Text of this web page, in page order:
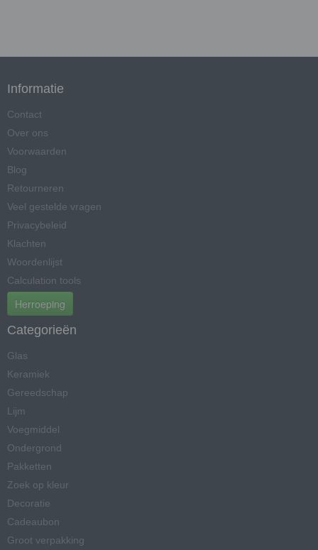
Informatie
Contact
Over ons
Voorwaarden
Blog
Retourneren
Veel gestelde vragen
Privacybeleid
Klachten
Woordenlijst
Calculation tools
Herroeping
Categorieën
Glas
Keramiek
Gereedschap
Lijm
Voegmiddel
Ondergrond
Pakketten
Zoek op kleur
Decoratie
Cadeaubon
Groot verpakking